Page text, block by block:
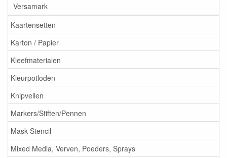
Versamark
Kaartensetten
Karton / Papier
Kleefmaterialen
Kleurpotloden
Knipvellen
Markers/Stiften/Pennen
Mask Stencil
Mixed Media, Verven, Poeders, Sprays